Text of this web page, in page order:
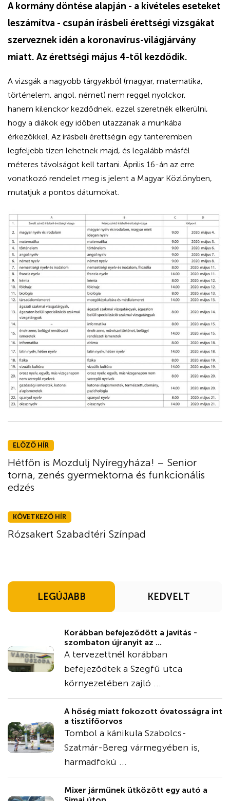
A kormány döntése alapján - a kivételes eseteket
leszámítva - csupán írásbeli érettségi vizsgákat
szerveznek idén a koronavírus-világjárvány
miatt. Az érettségi május 4-től kezdődik.
A vizsgák a nagyobb tárgyakból (magyar, matematika,
történelem, angol, német) nem reggel nyolckor,
hanem kilenckor kezdődnek, ezzel szeretnék elkerülni,
hogy a diákok egy időben utazzanak a munkába
érkezőkkel. Az írásbeli érettségin egy tanteremben
legfeljebb tízen lehetnek majd, és legalább másfél
méteres távolságot kell tartani. Április 16-án az erre
vonatkozó rendelet meg is jelent a Magyar Közlönyben,
mutatjuk a pontos dátumokat.
ELŐZŐ HÍR
Hétfőn is Mozdulj Nyíregyháza! – Senior
torna, zenés gyermektorna és funkcionális
edzés
KÖVETKEZŐ HÍR
Rózsakert Szabadtéri Színpad
LEGÚJABB KEDVELT
Korábban befejeződött a javítás -
szombaton újranyit az ...
A tervezettnél korábban
befejeződtek a Szegfű utca
környezetében zajló ...
A hőség miatt fokozott óvatosságra int
a tisztifőorvos
Tombol a kánikula Szabolcs-
Szatmár-Bereg vármegyében is,
harmadfokú ...
Mixer járműnek ütközött egy autó a